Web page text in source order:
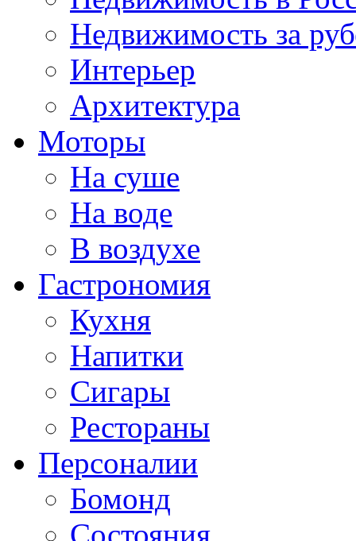
Недвижимость за
Интерьер
Архитектура
Моторы
На суше
На воде
В воздухе
Гастрономия
Кухня
Напитки
Сигары
Рестораны
Персоналии
Бомонд
Состояния